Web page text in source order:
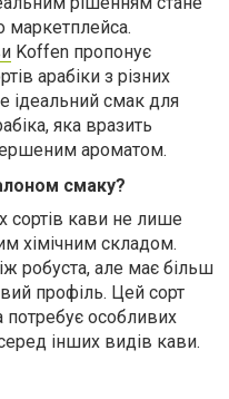
маркетплейса.
Koffen пропонує
арабіки з різних
ідеальний смак для
яка вразить
ароматом.
смаку?
сортів кави не лише
хімічним складом.
робуста, але має більш
профіль. Цей сорт
потребує особливих
інших видів кави.